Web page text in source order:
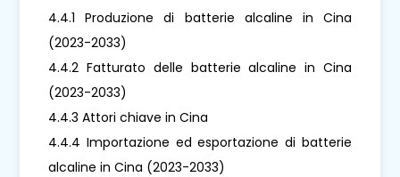
4.4.1 Produzione di batterie alcaline in Cina
(2023-2033)
4.4.2 Fatturato delle batterie alcaline in Cina
(2023-2033)
4.4.3 Attori chiave in Cina
4.4.4 Importazione ed esportazione di batterie
alcaline in Cina (2023-2033)